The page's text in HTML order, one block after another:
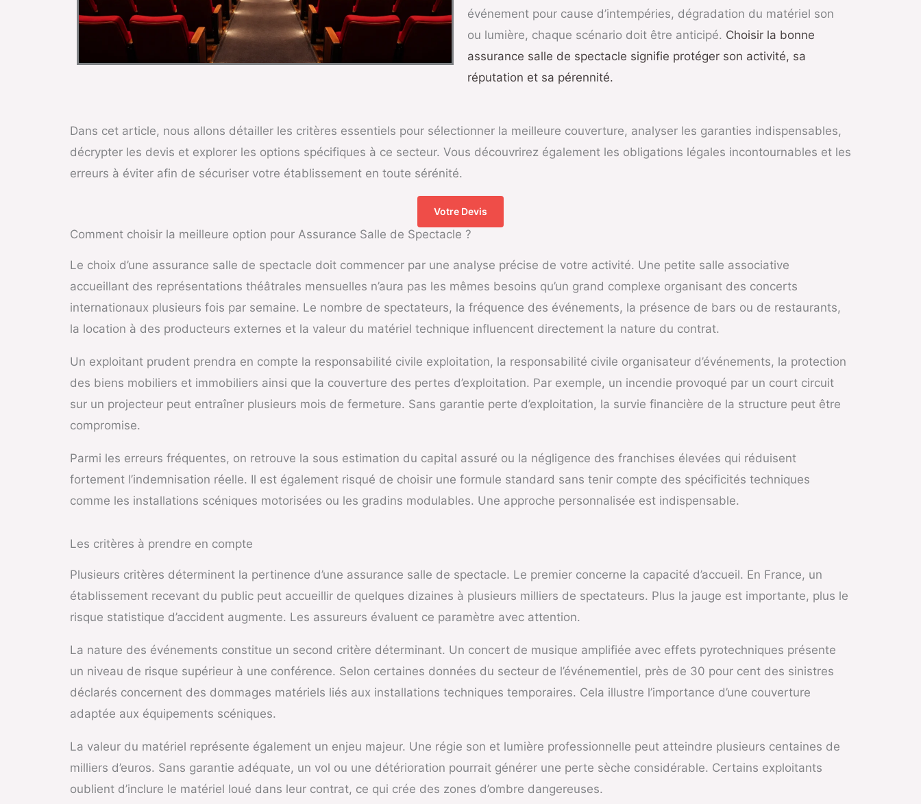
événement pour cause d’intempéries, dégradation du matériel son
ou lumière, chaque scénario doit être anticipé. Choisir la bonne
assurance salle de spectacle signifie protéger son activité, sa
réputation et sa pérennité.
Dans cet article, nous allons détailler les critères essentiels pour sélectionner la meilleure couverture, analyser les garanties indispensables,
décrypter les devis et explorer les options spécifiques à ce secteur. Vous découvrirez également les obligations légales incontournables et les
erreurs à éviter afin de sécuriser votre établissement en toute sérénité.
Votre Devis
Comment choisir la meilleure option pour Assurance Salle de Spectacle ?
Le choix d’une assurance salle de spectacle doit commencer par une analyse précise de votre activité. Une petite salle associative
accueillant des représentations théâtrales mensuelles n’aura pas les mêmes besoins qu’un grand complexe organisant des concerts
internationaux plusieurs fois par semaine. Le nombre de spectateurs, la fréquence des événements, la présence de bars ou de restaurants,
la location à des producteurs externes et la valeur du matériel technique influencent directement la nature du contrat.
Un exploitant prudent prendra en compte la responsabilité civile exploitation, la responsabilité civile organisateur d’événements, la protection
des biens mobiliers et immobiliers ainsi que la couverture des pertes d’exploitation. Par exemple, un incendie provoqué par un court circuit
sur un projecteur peut entraîner plusieurs mois de fermeture. Sans garantie perte d’exploitation, la survie financière de la structure peut être
compromise.
Parmi les erreurs fréquentes, on retrouve la sous estimation du capital assuré ou la négligence des franchises élevées qui réduisent
fortement l’indemnisation réelle. Il est également risqué de choisir une formule standard sans tenir compte des spécificités techniques
comme les installations scéniques motorisées ou les gradins modulables. Une approche personnalisée est indispensable.
Les critères à prendre en compte
Plusieurs critères déterminent la pertinence d’une assurance salle de spectacle. Le premier concerne la capacité d’accueil. En France, un
établissement recevant du public peut accueillir de quelques dizaines à plusieurs milliers de spectateurs. Plus la jauge est importante, plus le
risque statistique d’accident augmente. Les assureurs évaluent ce paramètre avec attention.
La nature des événements constitue un second critère déterminant. Un concert de musique amplifiée avec effets pyrotechniques présente
un niveau de risque supérieur à une conférence. Selon certaines données du secteur de l’événementiel, près de 30 pour cent des sinistres
déclarés concernent des dommages matériels liés aux installations techniques temporaires. Cela illustre l’importance d’une couverture
adaptée aux équipements scéniques.
La valeur du matériel représente également un enjeu majeur. Une régie son et lumière professionnelle peut atteindre plusieurs centaines de
milliers d’euros. Sans garantie adéquate, un vol ou une détérioration pourrait générer une perte sèche considérable. Certains exploitants
oublient d’inclure le matériel loué dans leur contrat, ce qui crée des zones d’ombre dangereuses.